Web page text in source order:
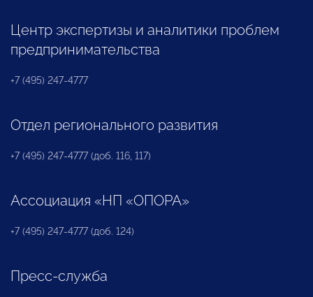
Центр экспертизы и аналитики проблем
предпринимательства
+7 (495) 247-4777
Отдел регионального развития
+7 (495) 247-4777 (доб. 116, 117)
Ассоциация «НП «ОПОРА»
+7 (495) 247-4777 (доб. 124)
Пресс-служба